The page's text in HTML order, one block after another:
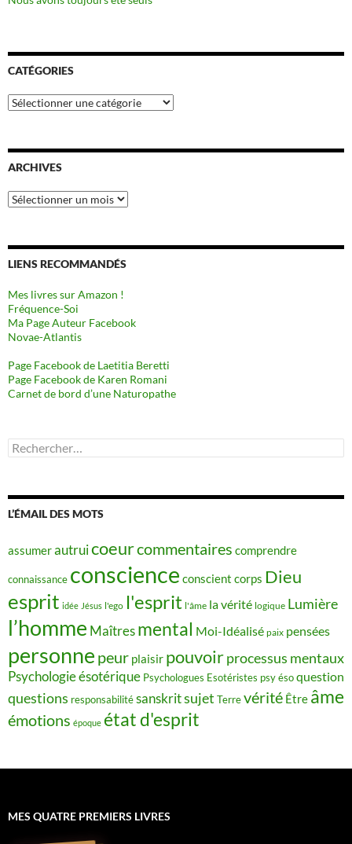
CATÉGORIES
Catégories
ARCHIVES
Archives
LIENS RECOMMANDÉS
Mes livres sur Amazon !
Fréquence-Soi
Ma Page Auteur Facebook
Novae-Atlantis
Page Facebook de Laetitia Beretti
Page Facebook de Karen Romani
Carnet de bord d’une Naturopathe
Rechercher :
L’ÉMAIL DES MOTS
assumerautruicoeurcommentaires comprendre
connaissance conscience conscient corps Dieu
esprit idée Jésus l'ego l'esprit l'âme la vérité logique Lumière
l’homme Maîtres mental Moi-Idéalisé paix pensées
personne peur plaisir pouvoirprocessus mentaux
Psychologie ésotérique Psychologues Esotéristes psy ésoquestion
questions responsabilitésanskritsujet Terrevérité Être âme
émotions époque état d'esprit
MES QUATRE PREMIERS LIVRES